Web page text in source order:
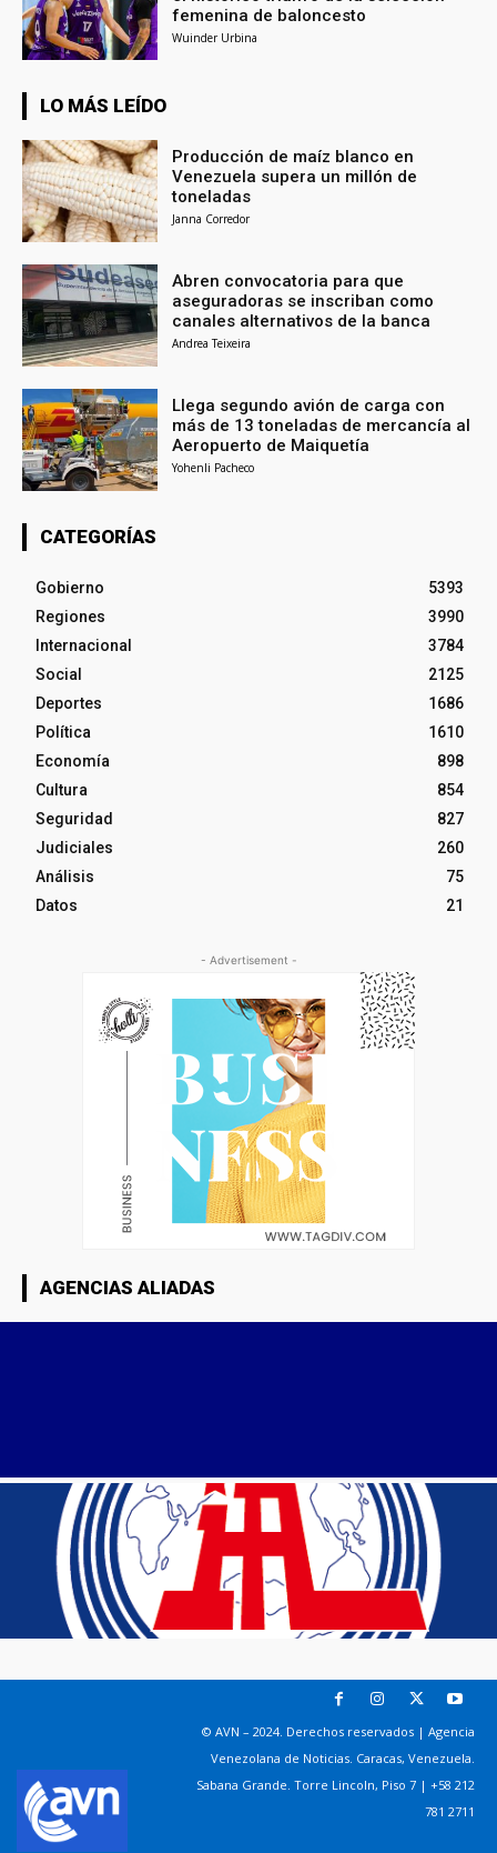
femenina de baloncesto
Wuinder Urbina
LO MÁS LEÍDO
Producción de maíz blanco en
Venezuela supera un millón de
toneladas
Janna Corredor
Abren convocatoria para que
aseguradoras se inscriban como
canales alternativos de la banca
Andrea Teixeira
Llega segundo avión de carga con
más de 13 toneladas de mercancía al
Aeropuerto de Maiquetía
Yohenli Pacheco
CATEGORÍAS
Gobierno
5393
Regiones
3990
Internacional
3784
Social
2125
Deportes
1686
Política
1610
Economía
898
Cultura
854
Seguridad
827
Judiciales
260
Análisis
75
Datos
21
- Advertisement -
AGENCIAS ALIADAS
© AVN – 2024. Derechos reservados | Agencia
Venezolana de Noticias. Caracas, Venezuela.
Sabana Grande. Torre Lincoln, Piso 7 | +58 212
781 2711